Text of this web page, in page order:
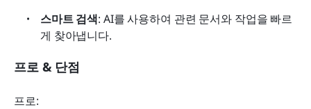
스마트 검색: AI를 사용하여 관련 문서와 작업을 빠르
게 찾아냅니다.
프로 & 단점
프로: